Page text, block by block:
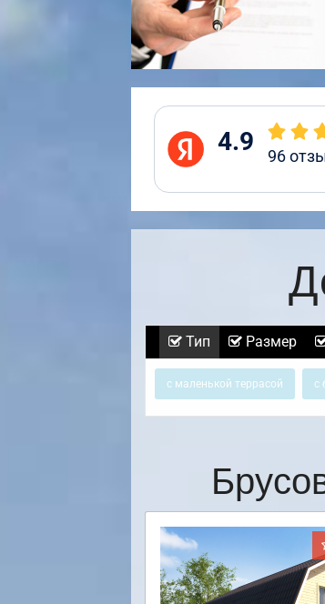
4.9 96
Тип Размер
с маленькой террасой с